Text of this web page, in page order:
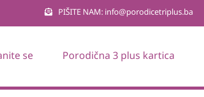
PIŠITE NAM: info@porodicetriplus.ba
se Porodična 3 plus kartica